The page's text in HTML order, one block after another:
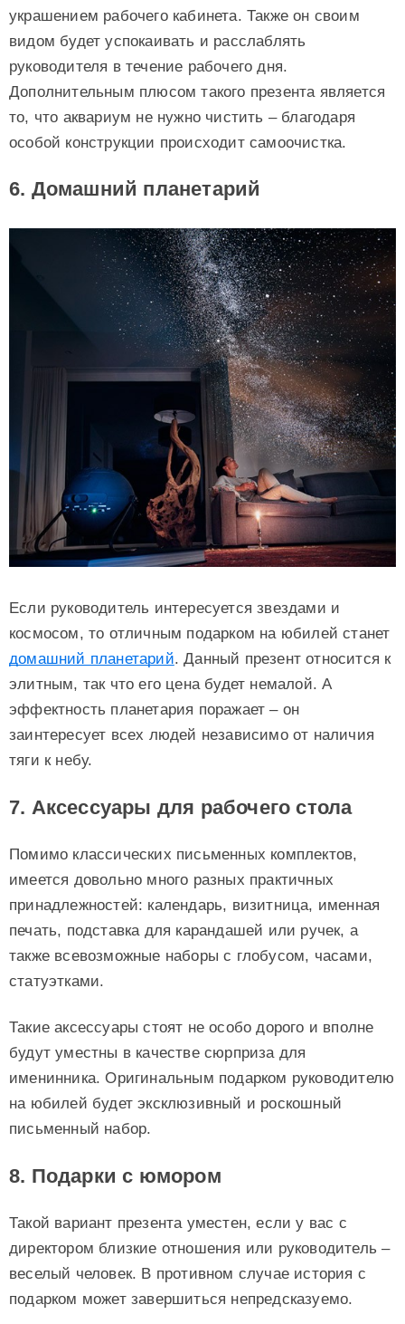
украшением рабочего кабинета. Также он своим
видом будет успокаивать и расслаблять
руководителя в течение рабочего дня.
Дополнительным плюсом такого презента является
то, что аквариум не нужно чистить – благодаря
особой конструкции происходит самоочистка.
6. Домашний планетарий
Если руководитель интересуется звездами и
космосом, то отличным подарком на юбилей станет
домашний планетарий. Данный презент относится к
элитным, так что его цена будет немалой. А
эффектность планетария поражает – он
заинтересует всех людей независимо от наличия
тяги к небу.
7. Аксессуары для рабочего стола
Помимо классических письменных комплектов,
имеется довольно много разных практичных
принадлежностей: календарь, визитница, именная
печать, подставка для карандашей или ручек, а
также всевозможные наборы с глобусом, часами,
статуэтками.
Такие аксессуары стоят не особо дорого и вполне
будут уместны в качестве сюрприза для
именинника. Оригинальным подарком руководителю
на юбилей будет эксклюзивный и роскошный
письменный набор.
8. Подарки с юмором
Такой вариант презента уместен, если у вас с
директором близкие отношения или руководитель –
веселый человек. В противном случае история с
подарком может завершиться непредсказуемо.